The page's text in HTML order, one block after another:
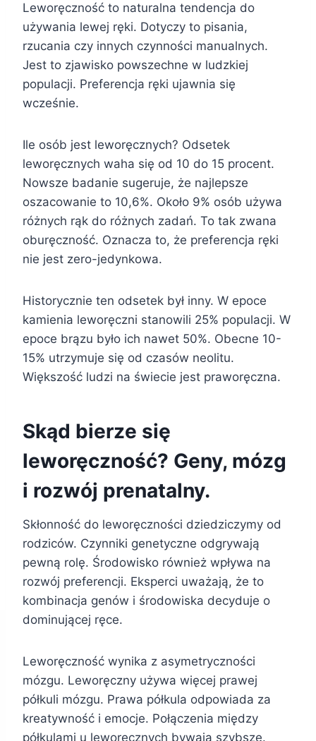
Leworęczność to naturalna tendencja do
używania lewej ręki. Dotyczy to pisania,
rzucania czy innych czynności manualnych.
Jest to zjawisko powszechne w ludzkiej
populacji. Preferencja ręki ujawnia się
wcześnie.
Ile osób jest leworęcznych? Odsetek
leworęcznych waha się od 10 do 15 procent.
Nowsze badanie sugeruje, że najlepsze
oszacowanie to 10,6%. Około 9% osób używa
różnych rąk do różnych zadań. To tak zwana
oburęczność. Oznacza to, że preferencja ręki
nie jest zero-jedynkowa.
Historycznie ten odsetek był inny. W epoce
kamienia leworęczni stanowili 25% populacji. W
epoce brązu było ich nawet 50%. Obecne 10-
15% utrzymuje się od czasów neolitu.
Większość ludzi na świecie jest praworęczna.
Skąd bierze się
leworęczność? Geny, mózg
i rozwój prenatalny.
Skłonność do leworęczności dziedziczymy od
rodziców. Czynniki genetyczne odgrywają
pewną rolę. Środowisko również wpływa na
rozwój preferencji. Eksperci uważają, że to
kombinacja genów i środowiska decyduje o
dominującej ręce.
Leworęczność wynika z asymetryczności
mózgu. Leworęczny używa więcej prawej
półkuli mózgu. Prawa półkula odpowiada za
kreatywność i emocje. Połączenia między
półkulami u leworęcznych bywają szybsze.